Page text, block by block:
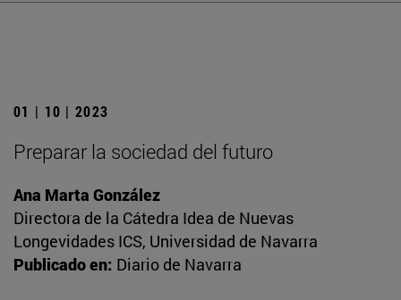
01 | 10 | 2023
Preparar la sociedad del futuro
Ana Marta González
Directora de la Cátedra Idea de Nuevas
Longevidades ICS, Universidad de Navarra
Publicado en: Diario de Navarra